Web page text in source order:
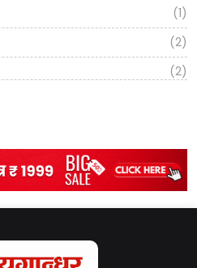
(1)
(2)
(2)